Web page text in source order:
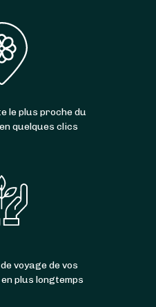
le plus proche du
quelques clics
voyage de vos
plus longtemps